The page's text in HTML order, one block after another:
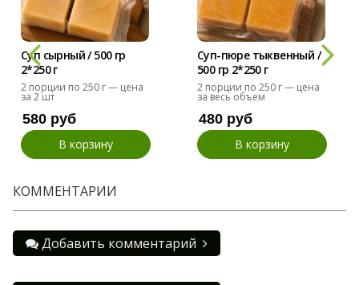
Суп сырный / 500 гр
2*250 г
2 порции по 250 г — цена
за 2 шт
580 руб
В корзину
Суп-пюре тыквенный /
500 гр 2*250 г
2 порции по 250 г — цена
за весь объем
480 руб
В корзину
КОММЕНТАРИИ
Добавить комментарий